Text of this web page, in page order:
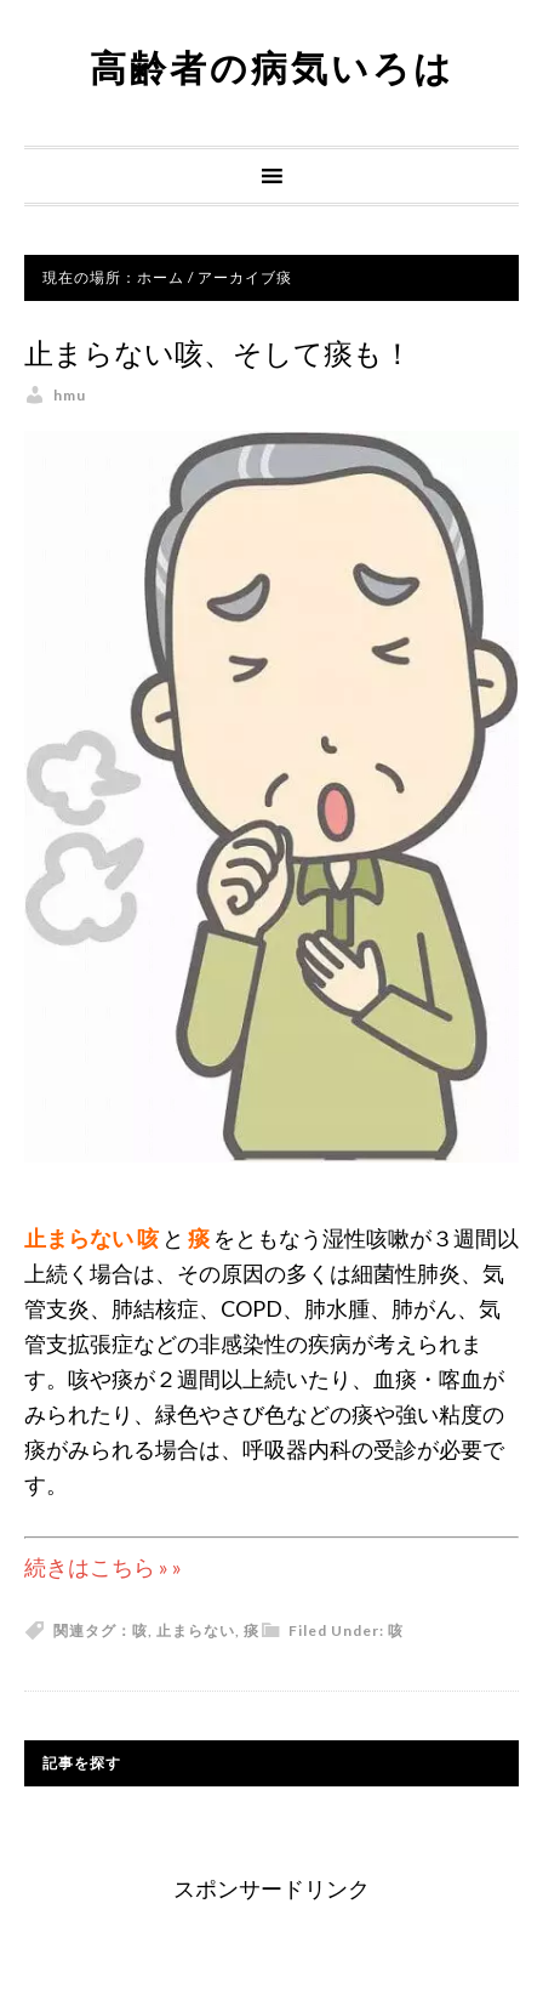
高齢者の病気いろは
現在の場所： ホーム / アーカイブ痰
止まらない咳、そして痰も！
hmu
止まらない咳 と 痰 をともなう湿性咳嗽が３週間以
上続く場合は、その原因の多くは細菌性肺炎、気
管支炎、肺結核症、COPD、肺水腫、肺がん、気
管支拡張症などの非感染性の疾病が考えられま
す。咳や痰が２週間以上続いたり、血痰・喀血が
みられたり、緑色やさび色などの痰や強い粘度の
痰がみられる場合は、呼吸器内科の受診が必要で
す。
続きはこちら » »
Filed Under: 咳
関連タグ： 咳, 止まらない, 痰
記事を探す
スポンサードリンク